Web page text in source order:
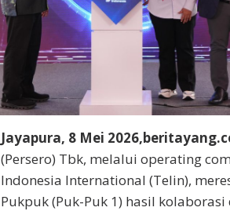
Jayapura, 8 Mei
(Persero) Tbk, melalui operating
Indonesia International (Telin),
Pukpuk (Puk-Puk 1) hasil kolaborasi